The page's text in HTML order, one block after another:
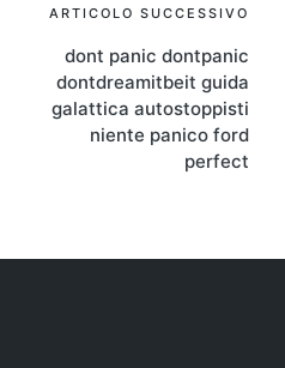
ARTICOLO SUCCESSIVO
dont panic dontpanic
dontdreamitbeit guida
galattica autostoppisti
niente panico ford
perfect